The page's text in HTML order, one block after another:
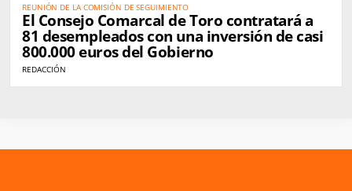
REUNIÓN DE LA COMISIÓN DE SEGUIMIENTO
El Consejo Comarcal de Toro contratará a
81 desempleados con una inversión de casi
800.000 euros del Gobierno
REDACCIÓN